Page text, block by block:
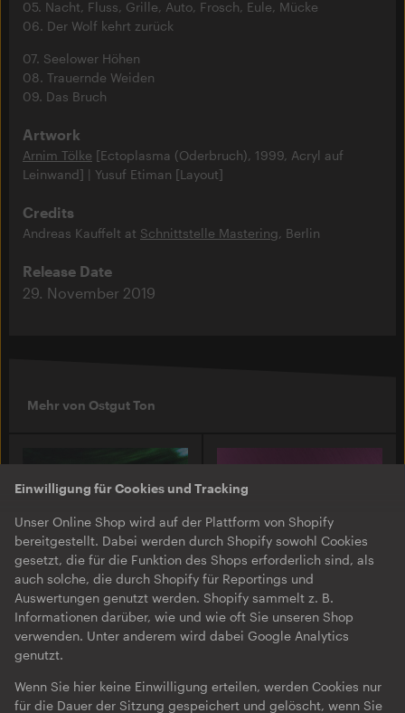
Einwilligung für Cookies und Tracking
Unser Online Shop wird auf der Plattform von Shopify
bereitgestellt. Dabei werden durch Shopify sowohl Cookies
gesetzt, die für die Funktion des Shops erforderlich sind, als
auch solche, die durch Shopify für Reportings und
Auswertungen genutzt werden. Shopify sammelt z. B.
Informationen darüber, wie und wie oft Sie unseren Shop
verwenden. Unter anderem wird dabei Google Analytics
genutzt.
Wenn Sie hier keine Einwilligung erteilen, werden Cookies nur
für die Dauer der Sitzung gespeichert und gelöscht, wenn Sie
05. Nacht, Fluss, Grille, Auto, Frosch, Eule, Mücke
06. Der Wolf kehrt zurück
07. Seelower Höhen
08. Trauernde Weiden
09. Das Bruch
Artwork
Arnim Tölke [Ectoplasma (Oderbruch), 1999, Acryl auf
Leinwand] | Yusuf Etiman [Layout]
Credits
Andreas Kauffelt at Schnittstelle Mastering, Berlin
Release Date
29. November 2019
Mehr von Ostgut Ton
O-TON 131
| Paired Works
EP·Download
O-TON 130
Inox Traxx | Love Letter
Edition